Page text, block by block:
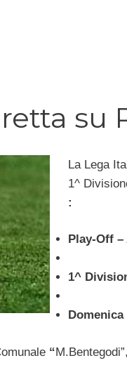
su
La Lega
1^
:
Play-Off –
1^
Domenica
“